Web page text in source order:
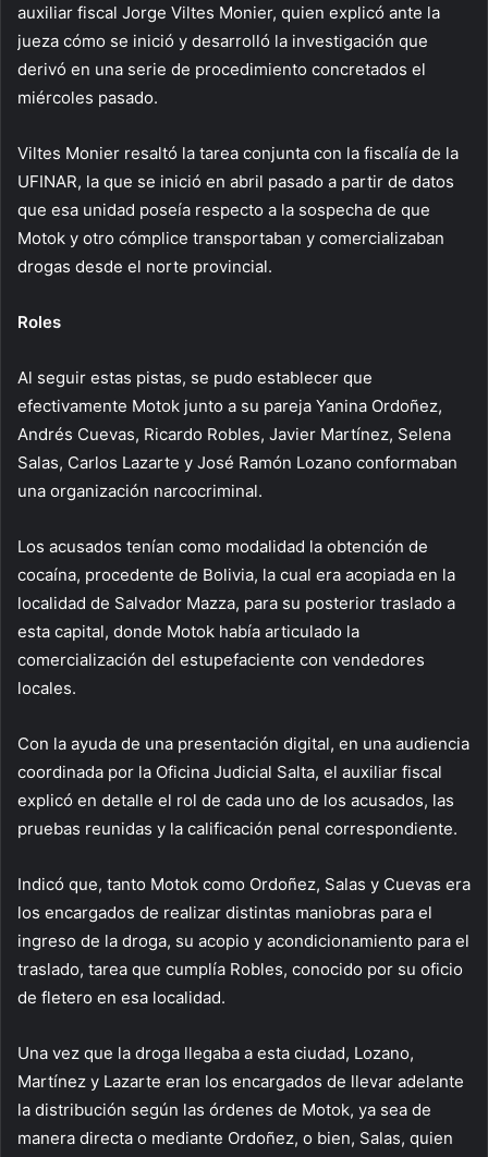
auxiliar fiscal Jorge Viltes Monier, quien explicó ante la
jueza cómo se inició y desarrolló la investigación que
derivó en una serie de procedimiento concretados el
miércoles pasado.
Viltes Monier resaltó la tarea conjunta con la fiscalía de la
UFINAR, la que se inició en abril pasado a partir de datos
que esa unidad poseía respecto a la sospecha de que
Motok y otro cómplice transportaban y comercializaban
drogas desde el norte provincial.
Roles
Al seguir estas pistas, se pudo establecer que
efectivamente Motok junto a su pareja Yanina Ordoñez,
Andrés Cuevas, Ricardo Robles, Javier Martínez, Selena
Salas, Carlos Lazarte y José Ramón Lozano conformaban
una organización narcocriminal.
Los acusados tenían como modalidad la obtención de
cocaína, procedente de Bolivia, la cual era acopiada en la
localidad de Salvador Mazza, para su posterior traslado a
esta capital, donde Motok había articulado la
comercialización del estupefaciente con vendedores
locales.
Con la ayuda de una presentación digital, en una audiencia
coordinada por la Oficina Judicial Salta, el auxiliar fiscal
explicó en detalle el rol de cada uno de los acusados, las
pruebas reunidas y la calificación penal correspondiente.
Indicó que, tanto Motok como Ordoñez, Salas y Cuevas era
los encargados de realizar distintas maniobras para el
ingreso de la droga, su acopio y acondicionamiento para el
traslado, tarea que cumplía Robles, conocido por su oficio
de fletero en esa localidad.
Una vez que la droga llegaba a esta ciudad, Lozano,
Martínez y Lazarte eran los encargados de llevar adelante
la distribución según las órdenes de Motok, ya sea de
manera directa o mediante Ordoñez, o bien, Salas, quien